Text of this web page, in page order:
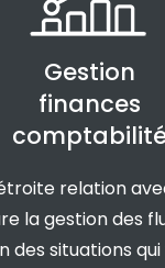
Gestion
finances
relation
la gestion des
des situations qui